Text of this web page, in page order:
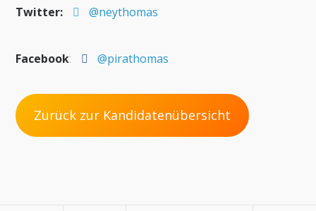
Twitter: @neythomas
Facebook: @pirathomas
Zurück zur Kandidatenübersicht